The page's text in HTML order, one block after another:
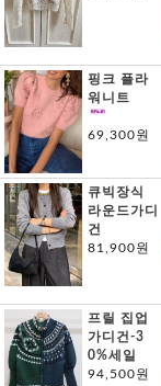
핑크 플라
워니트
69,300원
큐빅장식
라운드가디
건
81,900원
프릴 집업
가디건-3
0%세일
94,500원